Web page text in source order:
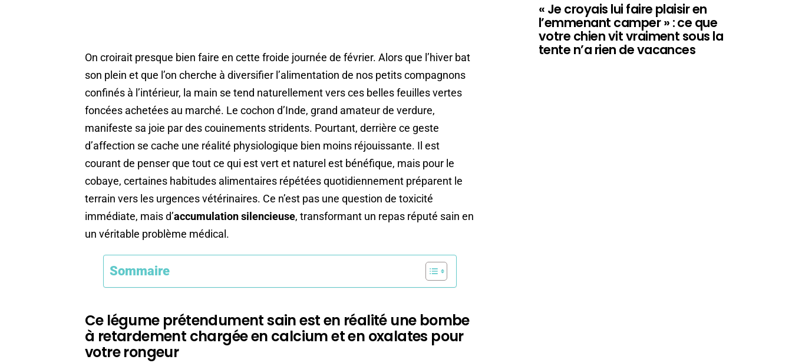
On croirait presque bien faire en cette froide journée de février. Alors que l’hiver bat
son plein et que l’on cherche à diversifier l’alimentation de nos petits compagnons
confinés à l’intérieur, la main se tend naturellement vers ces belles feuilles vertes
foncées achetées au marché. Le cochon d’Inde, grand amateur de verdure,
manifeste sa joie par des couinements stridents. Pourtant, derrière ce geste
d’affection se cache une réalité physiologique bien moins réjouissante. Il est
courant de penser que tout ce qui est vert et naturel est bénéfique, mais pour le
cobaye, certaines habitudes alimentaires répétées quotidiennement préparent le
terrain vers les urgences vétérinaires. Ce n’est pas une question de toxicité
immédiate, mais d’accumulation silencieuse, transformant un repas réputé sain en
un véritable problème médical.
Sommaire
Ce légume prétendument sain est en réalité une bombe
à retardement chargée en calcium et en oxalates pour
votre rongeur
« Je croyais lui faire plaisir en
l’emmenant camper » : ce que
votre chien vit vraiment sous la
tente n’a rien de vacances